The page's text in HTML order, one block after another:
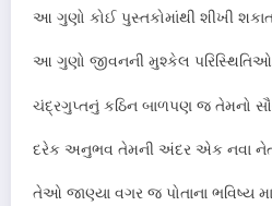
આ ગુણો કોઈ પુસ્તકોમાંથી શીખી
આ ગુણો જીવનની મુશ્કેલ
ચંદ્રગુપ્તનું કઠિન બાળપણ જ તેમનો
દરેક અનુભવ તેમની અંદર એક નવા
તેઓ જાણ્યા વગર જ પોતાના ભવિષ્ય